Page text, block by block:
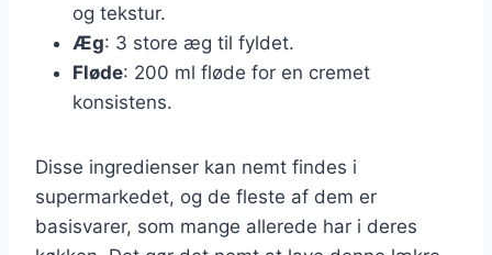
og tekstur.
Æg: 3 store æg til fyldet.
Fløde: 200 ml fløde for en cremet
konsistens.
Disse ingredienser kan nemt findes i
supermarkedet, og de fleste af dem er
basisvarer, som mange allerede har i deres